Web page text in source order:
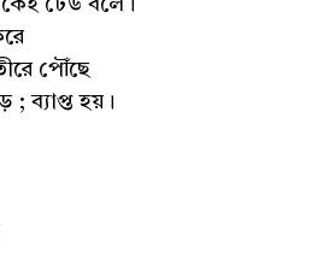
ঢেউ বলে।
পৌঁছে
ব্যাপ্ত হয়।